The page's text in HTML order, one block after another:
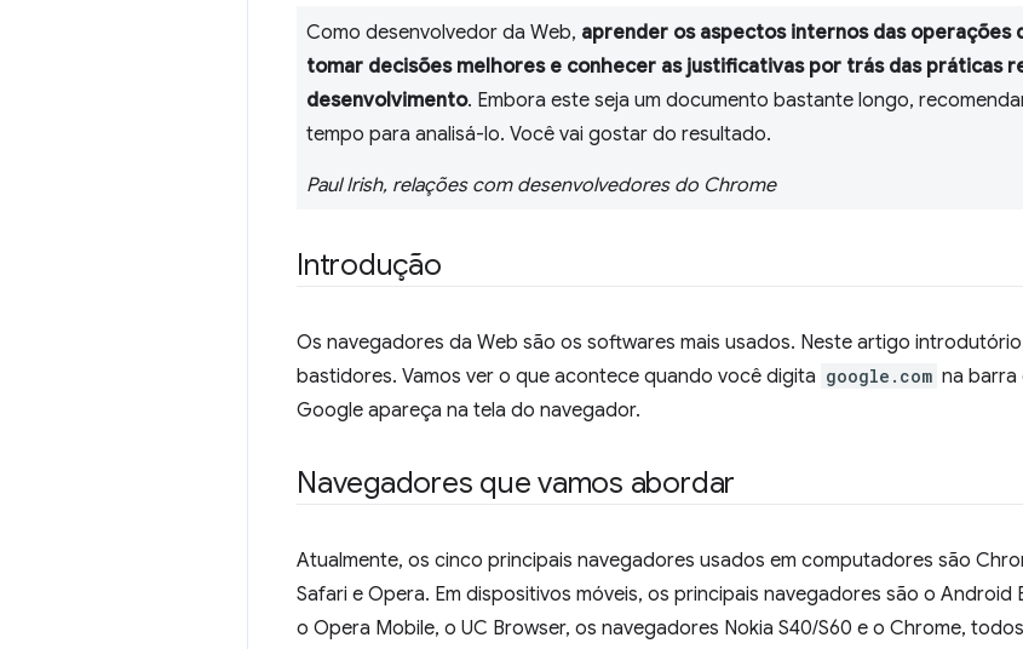
Como desenvolvedor da Web, aprender os aspectos internos das operações
tomar decisões melhores e conhecer as justificativas por trás das práticas
desenvolvimento. Embora este seja um documento bastante longo,
tempo para analisá-lo. Você vai gostar do resultado.
Paul Irish, relações com desenvolvedores do Chrome
Introdução
Os navegadores da Web são os softwares mais usados. Neste artigo
bastidores. Vamos ver o que acontece quando você digita google.com na barra
Google apareça na tela do navegador.
Navegadores que vamos abordar
Atualmente, os cinco principais navegadores usados em computadores são
Safari e Opera. Em dispositivos móveis, os principais navegadores são o Android
o Opera Mobile, o UC Browser, os navegadores Nokia S40/S60 e o Chrome,